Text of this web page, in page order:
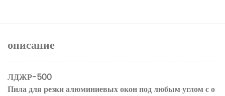
описание
ЛДЖР-500
Пила для резки алюминиевых окон под любым углом с о